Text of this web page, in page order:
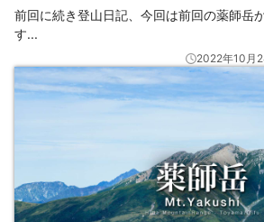
前回に続き登山日記、今回は前回の薬師岳
す...
2022年10月